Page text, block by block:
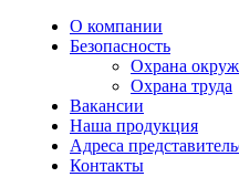
О компании
Безопасность
Охрана
Охрана труда
Вакансии
Наша продукция
Адреса
Контакты